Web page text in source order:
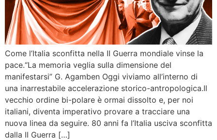
Come l’Italia sconfitta nella II Guerra mondiale vinse la
pace.“La memoria veglia sulla dimensione del
manifestarsi” G. Agamben Oggi viviamo all’interno di
una inarrestabile accelerazione storico-antropologica.Il
vecchio ordine bi-polare è ormai dissolto e, per noi
italiani, diventa imperativo provare a tracciare una
nuova linea da seguire. 80 anni fa l’Italia usciva sconfitta
dalla II Guerra […]